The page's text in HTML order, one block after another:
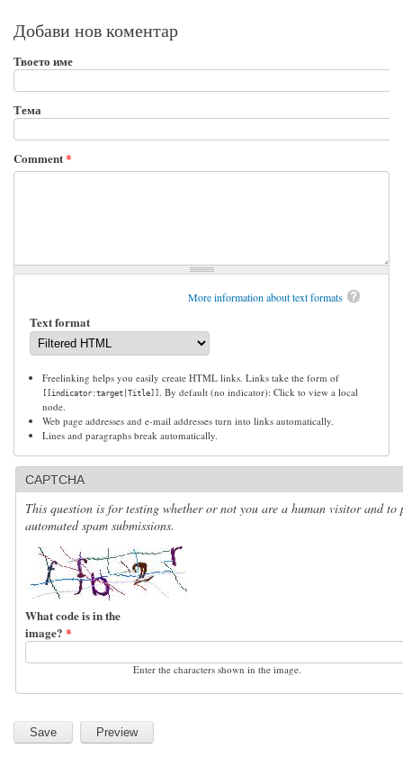
Добави нов коментар
Твоето име
Тема
Comment*
More information about text formats
Text format
Freelinking helps you easily create HTML links. Links take the form of
[[indicator:target|Title]] . By default (no indicator): Click to view a local
node.
Web page addresses and e-mail addresses turn into links automatically.
Lines and paragraphs break automatically.
CAPTCHA
This question is for testing whether or not you are a human visitor and to
automated spam submissions.
What code is in the
image? *
Enter the characters shown in the image.